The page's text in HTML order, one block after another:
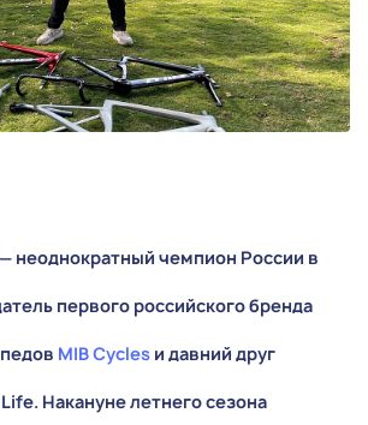
неоднократный чемпион России в
первого российского бренда
MIB Cycles и давний друг
Накануне летнего сезона